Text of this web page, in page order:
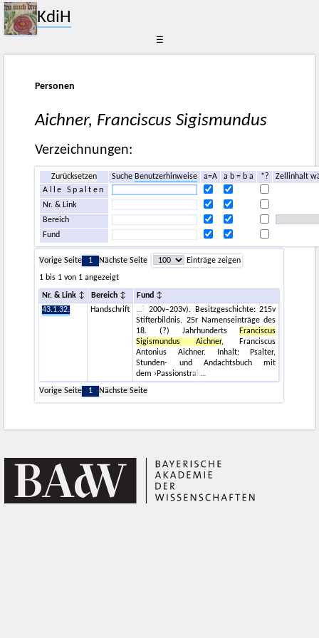
KdiH
☰
Personen
Aichner, Franciscus Sigismundus
Verzeichnungen:
Zurücksetzen SucheBenutzerhinweise a=A a b = b a *?
Zellinhalt
Alle Spalten
Nr. & Link
Bereich
Fund
Vorige Seite 1 Nächste Seite
Einträge zeigen
1 bis 1 von 1 angezeigt
Nr. & Link Bereich
Fund
43.1.32.
Handschrift
i 200v–203v). Besitzgeschichte: 215v
Stifterbildnis. 25r Namenseinträge des
18. (?) Jahrhunderts Franciscus
Sigismundus Aichner, Franciscus
Antonius Aichner. Inhalt: Psalter,
Stunden- und Andachtsbuch mit
dem ›Passionstrak
Vorige Seite
1 Nächste Seite